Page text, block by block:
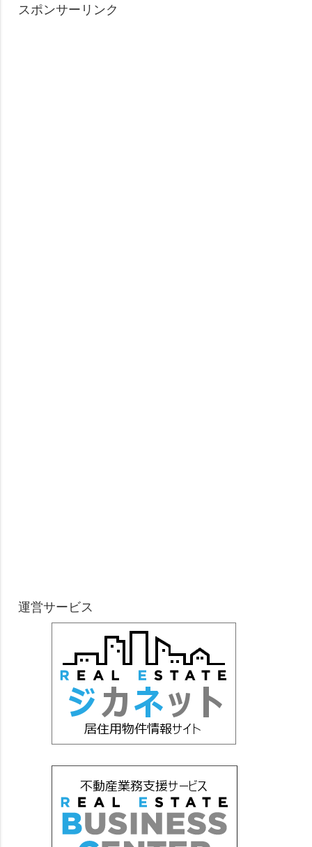
スポンサーリンク
運営サービス